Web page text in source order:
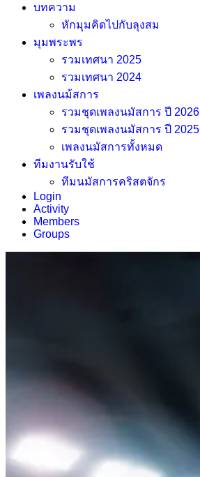
บทความ
หักมุมคิดไปกับลุงสม
มุมพระพร
รวมเทศนา 2025
รวมเทศนา 2024
เพลงนม้สการ
รวมชุดเพลงนมัสการ ปี 2026
รวมชุดเพลงนมัสการ ปี 2025
เพลงนมัสการทั้งหมด
ทีมงานรับใช้
ทีมนมัสการคริสตจักร
Login
Activity
Members
Groups